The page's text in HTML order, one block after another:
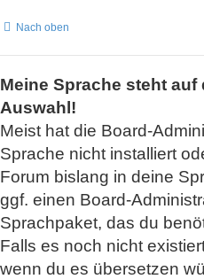
Nach oben
Meine Sprache steht
Auswahl!
Meist hat die Board-
Sprache nicht installiert
Forum bislang in deine
ggf. einen Board-
Sprachpaket, das du
Falls es noch nicht
wenn du es übersetzen